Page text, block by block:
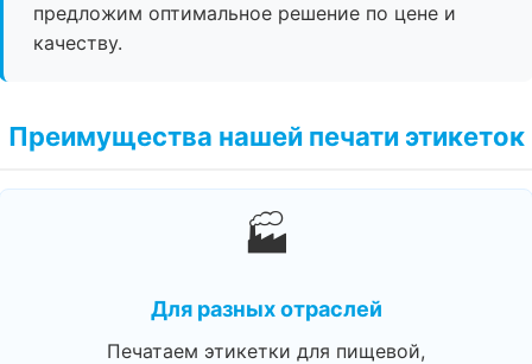
предложим оптимальное решение по цене и
качеству.
Преимущества нашей печати этикеток
🏭
Для разных отраслей
Печатаем этикетки для пищевой,